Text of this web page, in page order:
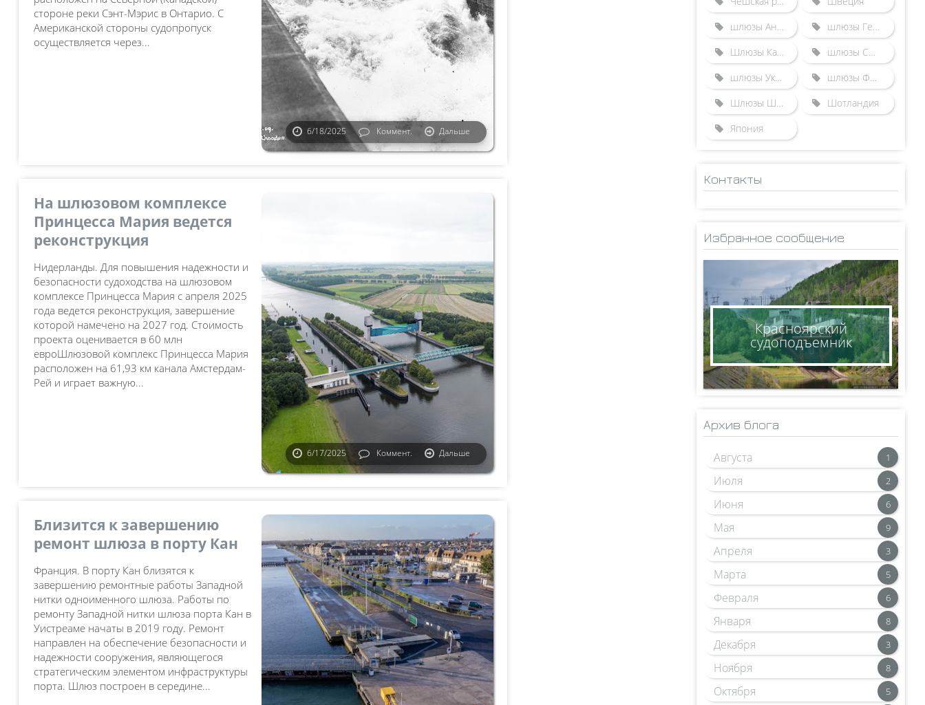
стороне реки Сэнт-Мэрис в Онтарио. С
Американской стороны судопропуск
осуществляется через...
6/18/2025 Коммент. Дальше
На шлюзовом комплексе
Принцесса Мария ведется
реконструкция
Нидерланды. Для повышения надежности и
безопасности судоходства на шлюзовом
комплексе Принцесса Мария с апреля 2025
года ведется реконструкция, завершение
которой намечено на 2027 год. Стоимость
проекта оценивается в 60 млн
евроШлюзовой комплекс Принцесса Мария
расположен на 61,93 км канала Амстердам-
Рей и играет важную...
6/17/2025 Коммент. Дальше
Близится к завершению
ремонт шлюза в порту Кан
Франция. В порту Кан близятся к
завершению ремонтные работы Западной
нитки одноименного шлюза. Работы по
ремонту Западной нитки шлюза порта Кан в
Уистреаме начаты в 2019 году. Ремонт
направлен на обеспечение безопасности и
надежности сооружения, являющегося
стратегическим элементом инфраструктуры
порта. Шлюз построен в середине...
шлюзы Англии
шлюзы Германии
Шлюзы Казахстана
шлюзы США
шлюзы Украины
шлюзы Франции
Шлюзы Швейцарии
Шотландия
Япония
Контакты
КСЕНОФОНТОВ
ksen_nm@mail.ru
Избранное сообщение
Красноярский
судоподъемник
Архив блога
Августа 1
Июля 2
Июня 6
Мая 9
Апреля 3
Марта 5
Февраля 6
Января 8
Декабря 3
Ноября 8
Октября 5